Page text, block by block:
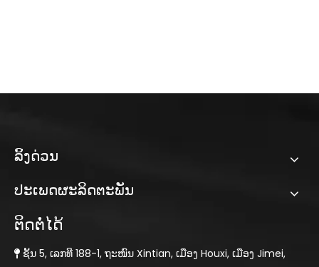
ລິ້ງດ່ວນ
ປະເພດຜະລິດຕະພັນ
ຕິດຕໍ່ໄດ້
 ຊັ້ນ 5, ເລກທີ 188-1, ຖະໜົນ Xintian, ເມືອງ Houxi, ເມືອງ Jimei,